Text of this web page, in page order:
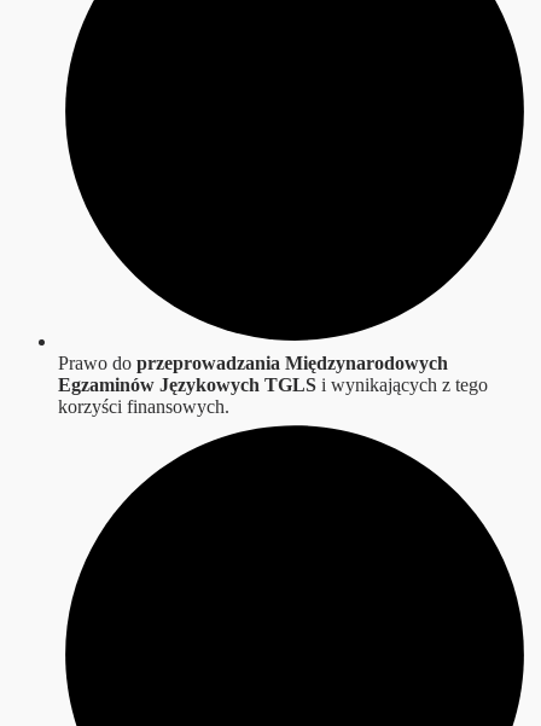
Prawo do przeprowadzania Międzynarodowych
Egzaminów Językowych TGLS i wynikających z tego
korzyści finansowych.